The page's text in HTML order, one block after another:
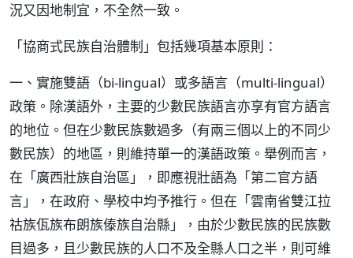
況又因地制宜，不全然一致。
「協商式民族自治體制」包括幾項基本原則：
一、實施雙語（bi-lingual）或多語言（multi-lingual）
政策。除漢語外，主要的少數民族語言亦享有官方語言
的地位。但在少數民族數過多（有兩三個以上的不同少
數民族）的地區，則維持單一的漢語政策。舉例而言，
在「廣西壯族自治區」，即應視壯語為「第二官方語
言」，在政府、學校中均予推行。但在「雲南省雙江拉
祜族佤族布朗族傣族自治縣」，由於少數民族的民族數
目過多，且少數民族的人口不及全縣人口之半，則可維